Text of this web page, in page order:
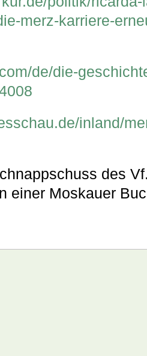
merz-karriere-
de/die-
inland/
des
einer Moskauer